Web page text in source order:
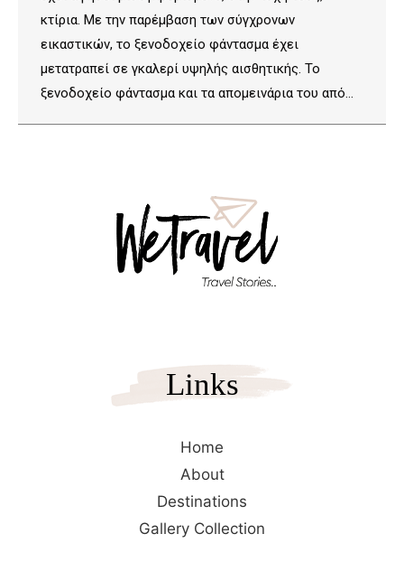
κτίρια. Με την παρέμβαση των σύγχρονων
εικαστικών, το ξενοδοχείο φάντασμα έχει
μετατραπεί σε γκαλερί υψηλής αισθητικής. Το
ξενοδοχείο φάντασμα και τα απομεινάρια του από…
Links
Home
About
Destinations
Gallery Collection